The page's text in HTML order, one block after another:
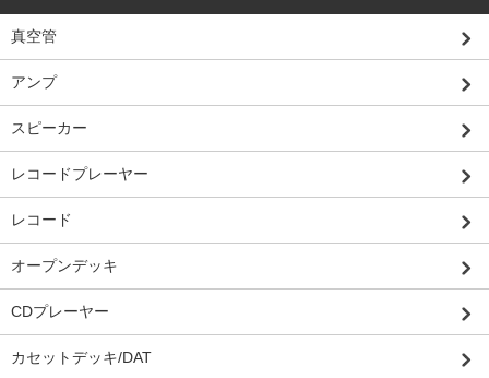
真空管
アンプ
スピーカー
レコードプレーヤー
レコード
オープンデッキ
CDプレーヤー
カセットデッキ/DAT